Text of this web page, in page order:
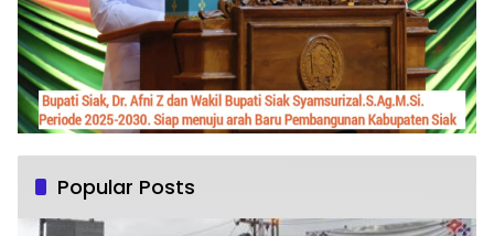
Popular Posts